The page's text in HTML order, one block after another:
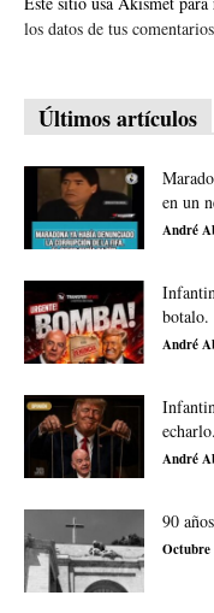
los datos de tus
Últimos artículos
en un
André
botalo.
André
echarlo.
André
90
Octubre